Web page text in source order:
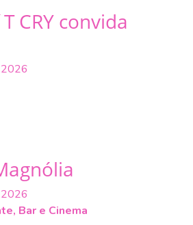
CRY convida
2026
2026
Bar e Cinema